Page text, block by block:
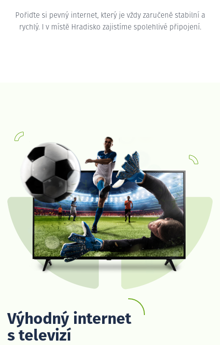
Pořiďte si pevný internet, který je vždy zaručeně stabilní a
rychlý. I v místě Hradisko zajistíme spolehlivé připojení.
Výhodný internet
s televizí